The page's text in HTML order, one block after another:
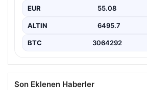
EUR 55.08
ALTIN 6495.7
BTC 3064292
Son Eklenen Haberler